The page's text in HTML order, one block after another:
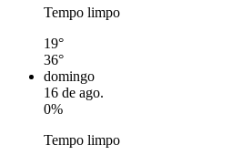
Tempo limpo
19°
36°
domingo
16 de ago.
0%
Tempo limpo